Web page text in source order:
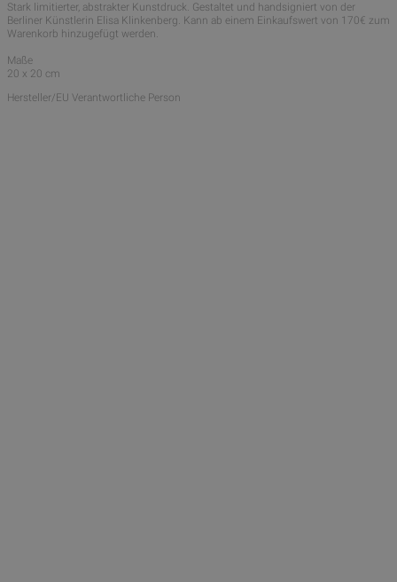
Stark limitierter, abstrakter Kunstdruck. Gestaltet und handsigniert von der
Berliner Künstlerin Elisa Klinkenberg. Kann ab einem Einkaufswert von 170€ zum
Warenkorb hinzugefügt werden.
Maße
20 x 20 cm
Hersteller/EU Verantwortliche Person